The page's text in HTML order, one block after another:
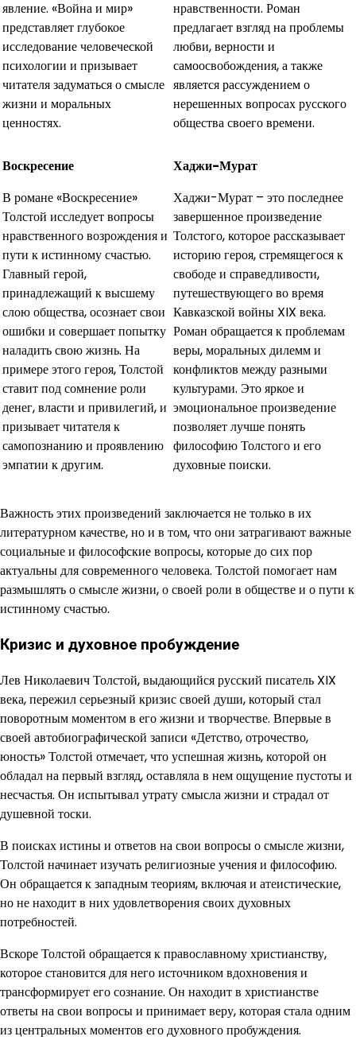
явление. «Война и мир»
представляет глубокое
исследование человеческой
психологии и призывает
читателя задуматься о смысле
жизни и моральных
ценностях.
нравственности. Роман
предлагает взгляд на проблемы
любви, верности и
самоосвобождения, а также
является рассуждением о
нерешенных вопросах русского
общества своего времени.
Воскресение
В романе «Воскресение»
Толстой исследует вопросы
нравственного возрождения и
пути к истинному счастью.
Главный герой,
принадлежащий к высшему
слою общества, осознает свои
ошибки и совершает попытку
наладить свою жизнь. На
примере этого героя, Толстой
ставит под сомнение роли
денег, власти и привилегий, и
призывает читателя к
самопознанию и проявлению
эмпатии к другим.
Хаджи-Мурат
Хаджи-Мурат – это последнее
завершенное произведение
Толстого, которое рассказывает
историю героя, стремящегося к
свободе и справедливости,
путешествующего во время
Кавказской войны XIX века.
Роман обращается к проблемам
веры, моральных дилемм и
конфликтов между разными
культурами. Это яркое и
эмоциональное произведение
позволяет лучше понять
философию Толстого и его
духовные поиски.
Важность этих произведений заключается не только в их
литературном качестве, но и в том, что они затрагивают важные
социальные и философские вопросы, которые до сих пор
актуальны для современного человека. Толстой помогает нам
размышлять о смысле жизни, о своей роли в обществе и о пути к
истинному счастью.
Кризис и духовное пробуждение
Лев Николаевич Толстой, выдающийся русский писатель XIX
века, пережил серьезный кризис своей души, который стал
поворотным моментом в его жизни и творчестве. Впервые в
своей автобиографической записи «Детство, отрочество,
юность» Толстой отмечает, что успешная жизнь, которой он
обладал на первый взгляд, оставляла в нем ощущение пустоты и
несчастья. Он испытывал утрату смысла жизни и страдал от
душевной тоски.
В поисках истины и ответов на свои вопросы о смысле жизни,
Толстой начинает изучать религиозные учения и философию.
Он обращается к западным теориям, включая и атеистические,
но не находит в них удовлетворения своих духовных
потребностей.
Вскоре Толстой обращается к православному христианству,
которое становится для него источником вдохновения и
трансформирует его сознание. Он находит в христианстве
ответы на свои вопросы и принимает веру, которая стала одним
из центральных моментов его духовного пробуждения.